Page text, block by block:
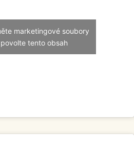
marketingové soubory
tento obsah